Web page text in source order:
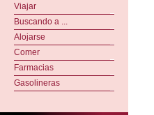
Viajar
Buscando a ...
Alojarse
Comer
Farmacias
Gasolineras